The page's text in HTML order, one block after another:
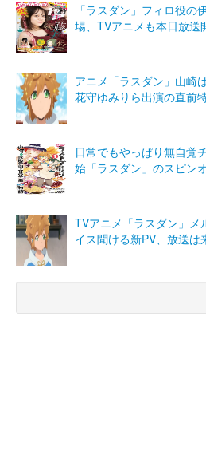
「ラスダン」フィロ役の
場、TVアニメも本日放送
アニメ「ラスダン」山崎
花守ゆみりら出演の直前
日常でもやっぱり無自覚
始「ラスダン」のスピン
TVアニメ「ラスダン」メ
イス聞ける新PV、放送は